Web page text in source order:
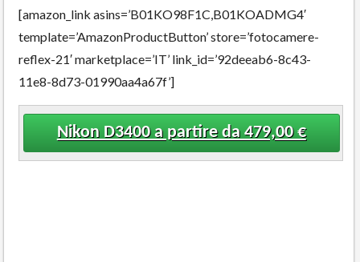
[amazon_link asins=’B01KO98F1C,B01KOADMG4′
template=’AmazonProductButton’ store=’fotocamere-
reflex-21′ marketplace=’IT’ link_id=’92deeab6-8c43-
11e8-8d73-01990aa4a67f’]
Nikon D3400 a partire da 479,00 €